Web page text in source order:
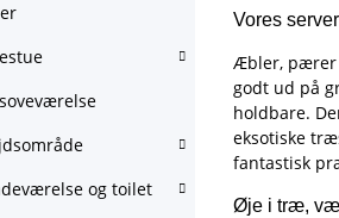
Vores
Æbler, pærer
godt ud på
holdbare.
eksotiske
fantastisk
Øje i træ,
og toilet